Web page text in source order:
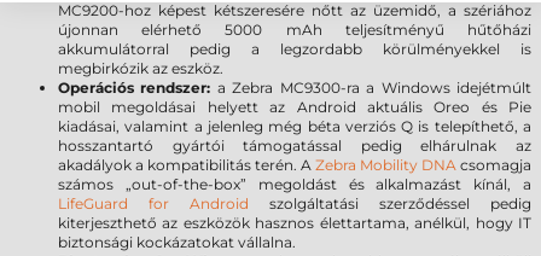
MC9200-hoz képest kétszeresére nőtt az üzemidő, a szériához
újonnan elérhető 5000 mAh teljesítményű hűtőházi
akkumulátorral pedig a legzordabb körülményekkel is
megbirkózik az eszköz.
Operációs rendszer: a Zebra MC9300-ra a Windows idejétmúlt
mobil megoldásai helyett az Android aktuális Oreo és Pie
kiadásai, valamint a jelenleg még béta verziós Q is telepíthető, a
hosszantartó gyártói támogatással pedig elhárulnak az
akadályok a kompatibilitás terén. A Zebra Mobility DNA csomagja
számos „out-of-the-box” megoldást és alkalmazást kínál, a
LifeGuard for Android szolgáltatási szerződéssel pedig
kiterjeszthető az eszközök hasznos élettartama, anélkül, hogy IT
biztonsági kockázatokat vállalna.